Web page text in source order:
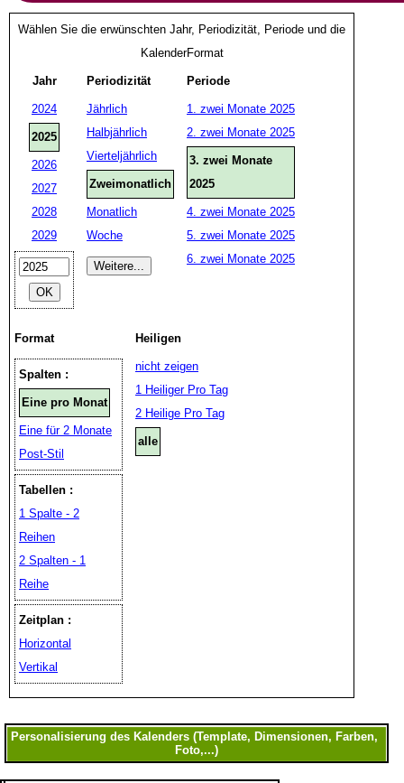
Wählen Sie die erwünschten Jahr, Periodizität, Periode und die
KalenderFormat
Jahr
2024
2025
2026
2027
2028
2029
Periodizität
Jährlich
Halbjährlich
Vierteljährlich
Zweimonatlich
Monatlich
Woche
Periode
1. zwei Monate 2025
2. zwei Monate 2025
3. zwei Monate
2025
4. zwei Monate 2025
5. zwei Monate 2025
6. zwei Monate 2025
Format
Spalten :
Eine pro Monat
Eine für 2 Monate
Post-Stil
Tabellen :
1 Spalte - 2
Reihen
2 Spalten - 1
Reihe
Zeitplan :
Horizontal
Vertikal
Heiligen
nicht zeigen
1 Heiliger Pro Tag
2 Heilige Pro Tag
alle